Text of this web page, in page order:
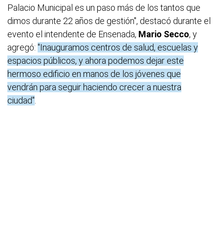
Palacio Municipal es un paso más de los tantos que
dimos durante 22 años de gestión", destacó durante el
evento el intendente de Ensenada, Mario Secco, y
agregó: "Inauguramos centros de salud, escuelas y
espacios públicos, y ahora podemos dejar este
hermoso edificio en manos de los jóvenes que
vendrán para seguir haciendo crecer a nuestra
ciudad"